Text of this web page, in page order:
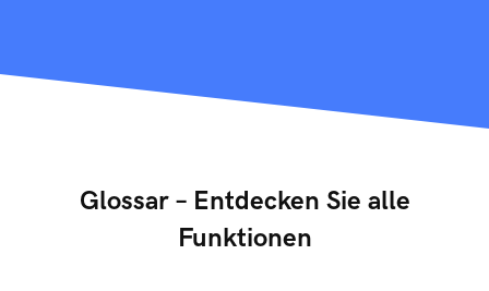
Glossar – Entdecken Sie alle
Funktionen